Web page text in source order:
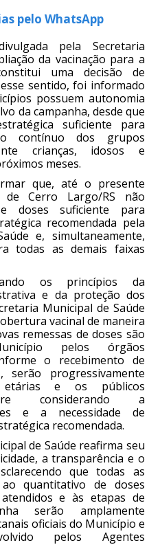
pelo WhatsApp
pela Secretaria
da vacinação para a
uma decisão de
sentido, foi informado
possuem autonomia
da campanha, desde que
suficiente para
contínuo dos grupos
crianças, idosos e
meses.
que, até o presente
Cerro Largo/RS não
doses suficiente para
recomendada pela
e, simultaneamente,
todas as demais faixas
os princípios da
e da proteção dos
Municipal de Saúde
vacinal de maneira
remessas de doses são
pelos órgãos
o recebimento de
serão progressivamente
e os públicos
considerando a
e a necessidade de
recomendada.
de Saúde reafirma seu
a transparência e o
que todas as
quantitativo de doses
e às etapas de
serão amplamente
oficiais do Município e
pelos Agentes